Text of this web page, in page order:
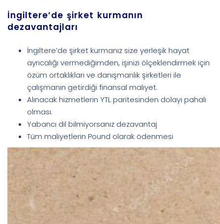
İngiltere’de şirket kurmanın
dezavantajları
İngiltere’de şirket kurmanız size yerleşik hayat
ayrıcalığı vermediğimden, işinizi ölçeklendirmek için
özüm ortaklıkları ve danışmanlık şirketleri ile
çalışmanın getirdiği finansal maliyet.
Alınacak hizmetlerin YTL paritesinden dolayı pahalı
olması.
Yabancı dil bilmiyorsanız dezavantaj
Tüm maliyetlerin Pound olarak ödenmesi